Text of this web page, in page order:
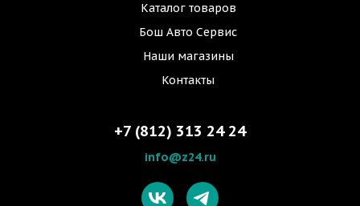
Каталог товаров
Бош Авто Сервис
Наши магазины
Контакты
+7 (812) 313 24 24
info@z24.ru